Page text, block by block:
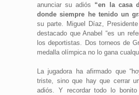
anunciar su adiós “en la casa
donde siempre he tenido un
su parte. Miguel Díaz,
destacado que Anabel “es un
los deportistas. Dos torneos de
medalla olímpica no lo gana
La jugadora ha afirmado que
triste, sino que hay que cerrar
adiós. Y recordar todo lo